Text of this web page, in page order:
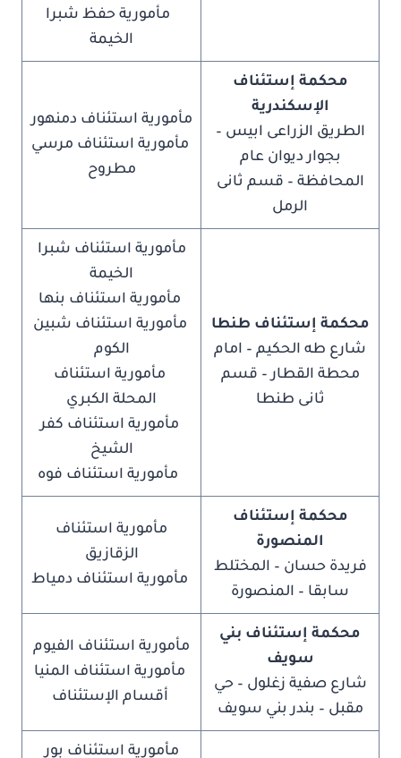
مأمورية حفظ شبرا
الخيمة
محكمة إستئناف
الإسكندرية
الطريق الزراعى ابيس –
بجوار ديوان عام
المحافظة – قسم ثانى
الرمل
مأمورية استئناف دمنهور
مأمورية استئناف مرسي
مطروح
محكمة إستئناف طنطا
شارع طه الحكيم – امام
محطة القطار – قسم
ثانى طنطا
مأمورية استئناف شبرا
الخيمة
مأمورية استئناف بنها
مأمورية استئناف شبين
الكوم
مأمورية استئناف
المحلة الكبري
مأمورية استئناف كفر
الشيخ
مأمورية استئناف فوه
محكمة إستئناف
المنصورة
فريدة حسان – المختلط
سابقا – المنصورة
مأمورية استئناف
الزقازيق
مأمورية استئناف دمياط
محكمة إستئناف بني
سويف
شارع صفية زغلول – حي
مقبل – بندر بني سويف
مأمورية استئناف الفيوم
مأمورية استئناف المنيا
أقسام الإستئناف
مأمورية استئناف بور